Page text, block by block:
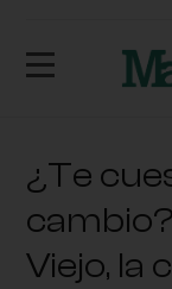
¿Te
Viejo, la